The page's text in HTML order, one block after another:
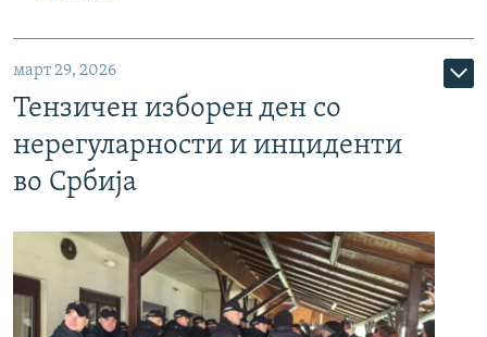
март 29, 2026
Тензичен изборен ден со
нерегуларности и инциденти
во Србија